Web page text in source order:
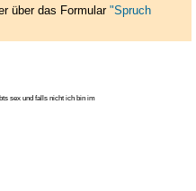
über das Formular "Spruch
sex und falls nicht ich bin im